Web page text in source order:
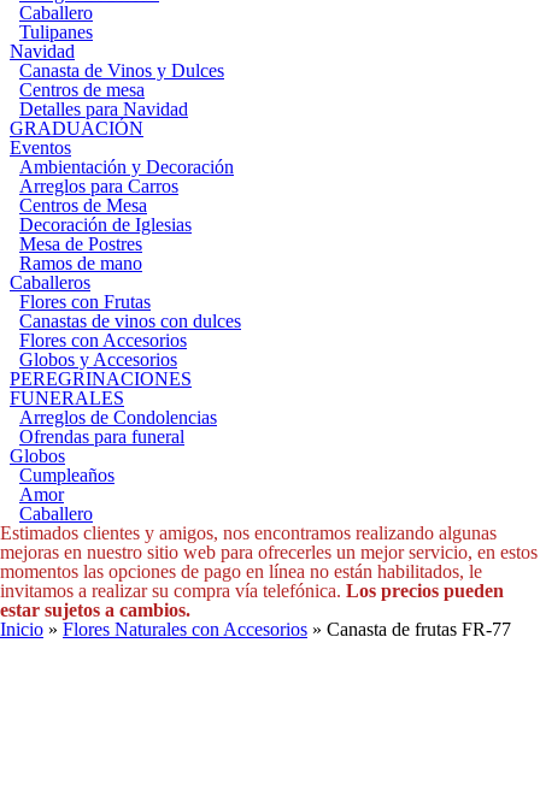
Caballero
Tulipanes
Navidad
Canasta de Vinos y Dulces
Centros de mesa
Detalles para Navidad
GRADUACIÓN
Eventos
Ambientación y Decoración
Arreglos para Carros
Centros de Mesa
Decoración de Iglesias
Mesa de Postres
Ramos de mano
Caballeros
Flores con Frutas
Canastas de vinos con dulces
Flores con Accesorios
Globos y Accesorios
PEREGRINACIONES
FUNERALES
Arreglos de Condolencias
Ofrendas para funeral
Globos
Cumpleaños
Amor
Caballero
Estimados clientes y amigos, nos encontramos realizando algunas
mejoras en nuestro sitio web para ofrecerles un mejor servicio, en estos
momentos las opciones de pago en línea no están habilitados, le
invitamos a realizar su compra vía telefónica. Los precios pueden
estar sujetos a cambios.
Usted está aquí
Inicio » Flores Naturales con Accesorios » Canasta de frutas FR-77